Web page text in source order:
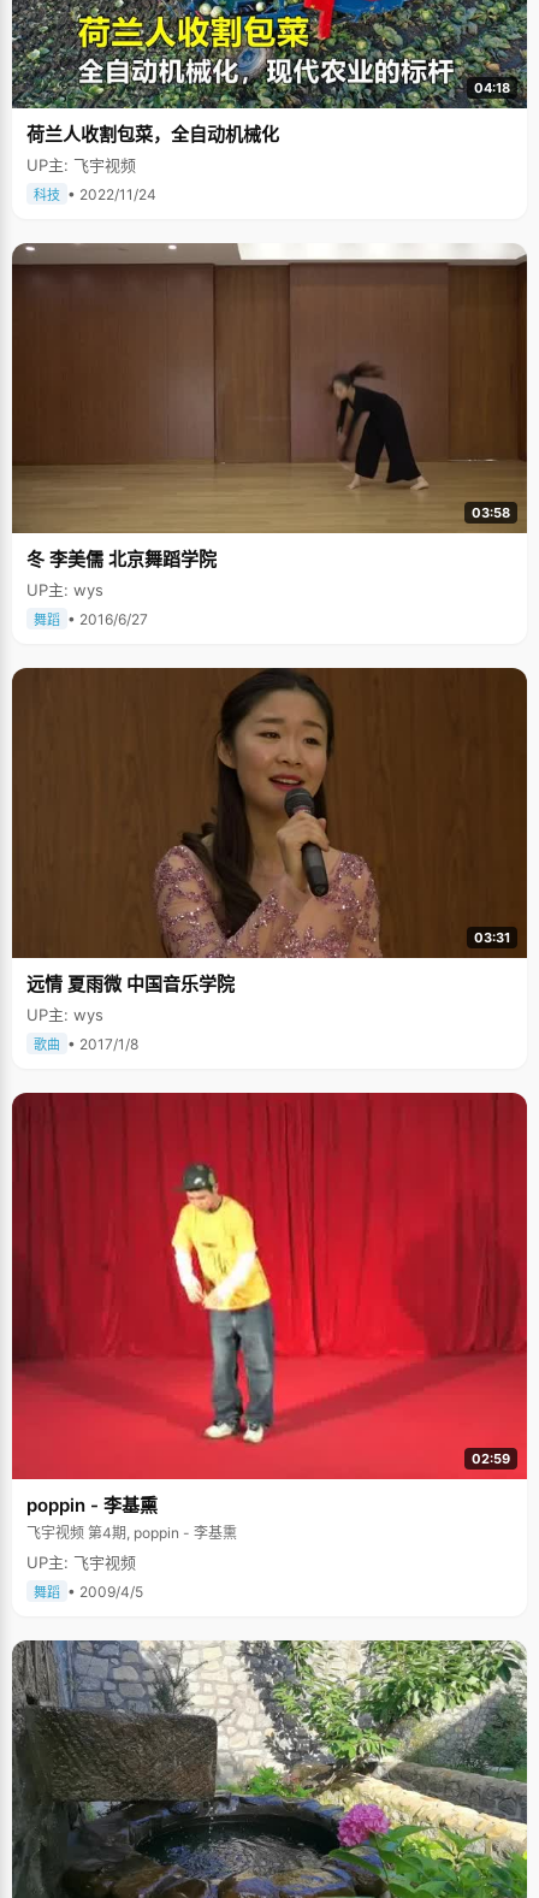
04:18
荷兰人收割包菜，全自动机械化
UP主: 飞宇视频
科技 • 2022/11/24
03:58
冬 李美儒 北京舞蹈学院
UP主: wys
舞蹈 • 2016/6/27
03:31
远情 夏雨微 中国音乐学院
UP主: wys
歌曲 • 2017/1/8
02:59
poppin - 李基熏
飞宇视频 第4期, poppin - 李基熏
UP主: 飞宇视频
舞蹈 • 2009/4/5